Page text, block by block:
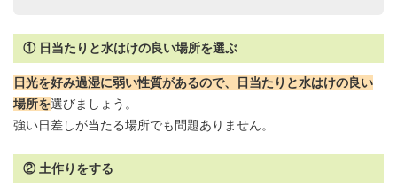
① 日当たりと水はけの良い場所を選ぶ
日光を好み過湿に弱い性質があるので、日当たりと水はけの良い
場所を選びましょう。
強い日差しが当たる場所でも問題ありません。
② 土作りをする